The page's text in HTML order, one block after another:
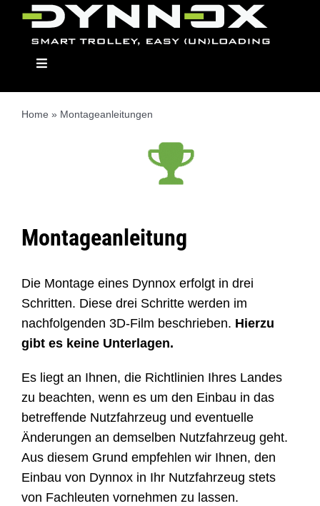
Skip
Toggle
Aufbaumodule
Händler
Kontakt
Shop
Home » Montageanleitungen
Montageanleitung
Die Montage eines Dynnox erfolgt in drei
Schritten. Diese drei Schritte werden im
nachfolgenden 3D-Film beschrieben. Hierzu
gibt es keine Unterlagen.
Es liegt an Ihnen, die Richtlinien Ihres Landes
zu beachten, wenn es um den Einbau in das
betreffende Nutzfahrzeug und eventuelle
Änderungen an demselben Nutzfahrzeug geht.
Aus diesem Grund empfehlen wir Ihnen, den
Einbau von Dynnox in Ihr Nutzfahrzeug stets
von Fachleuten vornehmen zu lassen.